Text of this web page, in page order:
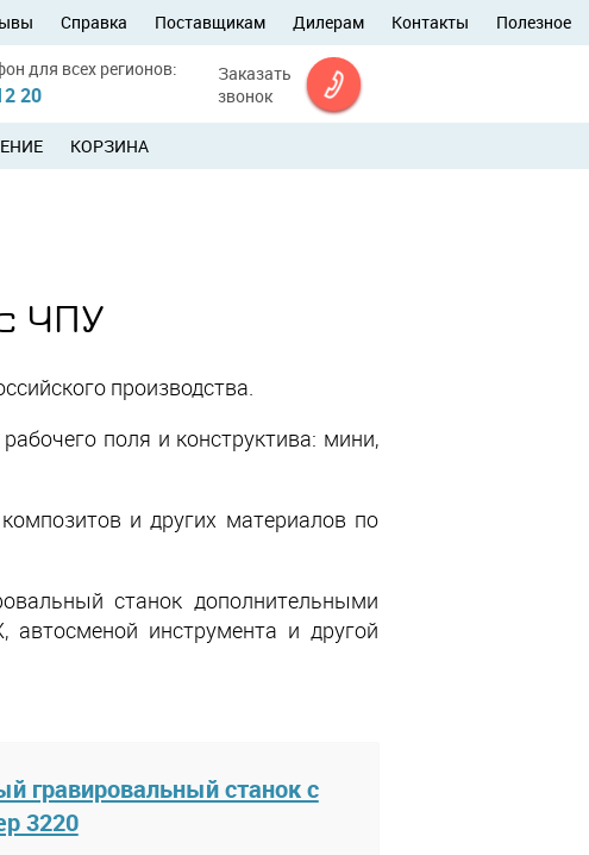
Справка Поставщикам Дилерам Контакты Полезное
для всех регионов:
20
Заказать
звонок
КОРЗИНА
ЧПУ
производства.
поля и конструктива: мини,
и других материалов по
станок дополнительными
инструмента и другой
гравировальный станок с
3220